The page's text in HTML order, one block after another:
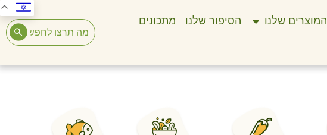
המוצרים שלנו הסיפור שלנו
מתכונים